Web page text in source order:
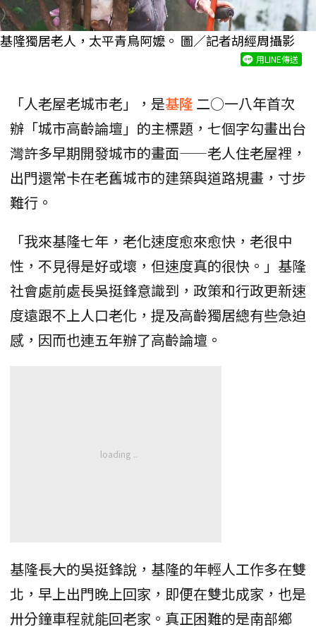
基隆獨居老人，太平青鳥阿嬤。 圖／記者胡經周攝影
用LINE傳送
「人老屋老城市老」，是基隆 二○一八年首次
辦「城市高齡論壇」的主標題，七個字勾畫出台
灣許多早期開發城市的畫面——老人住老屋裡，
出門還常卡在老舊城市的建築與道路規畫，寸步
難行。
「我來基隆七年，老化速度愈來愈快，老很中
性，不見得是好或壞，但速度真的很快。」基隆
社會處前處長吳挺鋒意識到，政策和行政更新速
度遠跟不上人口老化，提及高齡獨居總有些急迫
感，因而也連五年辦了高齡論壇。
基隆長大的吳挺鋒說，基隆的年輕人工作多在雙
北，早上出門晚上回家，即便在雙北成家，也是
卅分鐘車程就能回老家。真正困難的是南部鄉